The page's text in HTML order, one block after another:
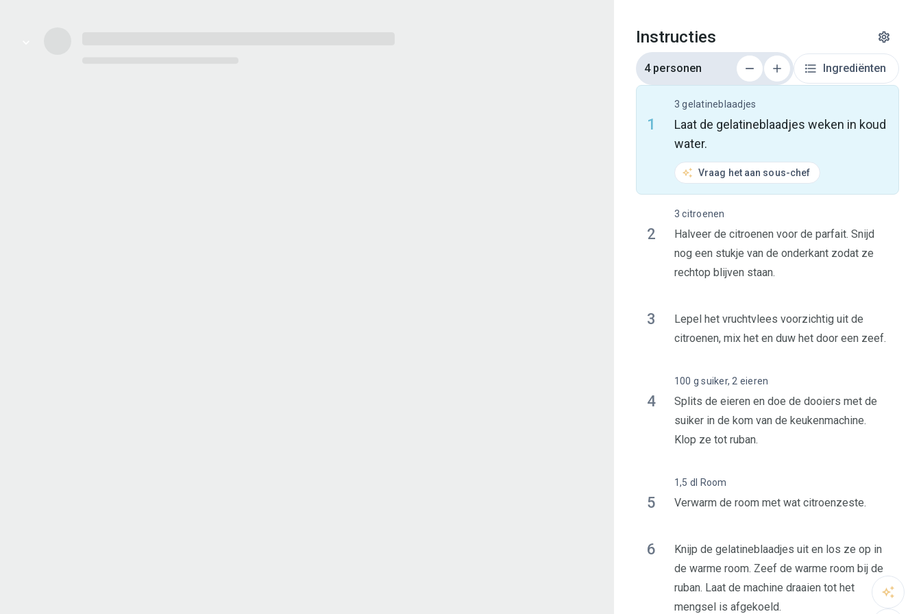
Instructies
4 personen Ingrediënten
1
Laat de gelatineblaadjes weken in koud
water.
Vraag het aan sous-chef
3 gelatineblaadjes
2
Halveer de citroenen voor de parfait. Snijd
nog een stukje van de onderkant zodat ze
rechtop blijven staan.
3 citroenen
3
Lepel het vruchtvlees voorzichtig uit de
citroenen, mix het en duw het door een zeef.
4
Splits de eieren en doe de dooiers met de
suiker in de kom van de keukenmachine.
Klop ze tot ruban.
100 g suiker, 2 eieren
5 Verwarm de room met wat citroenzeste.
1,5 dl Room
6
Knijp de gelatineblaadjes uit en los ze op in
de warme room. Zeef de warme room bij de
ruban. Laat de machine draaien tot het
mengsel is afgekoeld.